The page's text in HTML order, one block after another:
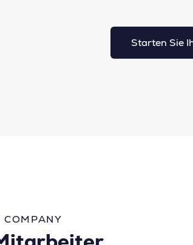
Starten Sie
COMPANY